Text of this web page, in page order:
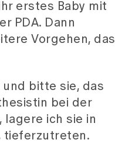
erstes Baby mit
PDA. Dann
Vorgehen, das
bitte sie, das
bei der
lagere ich sie in
tieferzutreten.